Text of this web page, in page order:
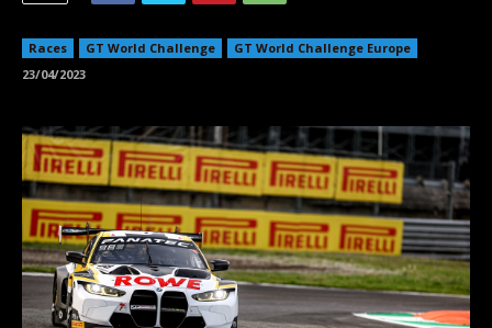
Races GT World Challenge
GT World Challenge Europe
23/04/2023